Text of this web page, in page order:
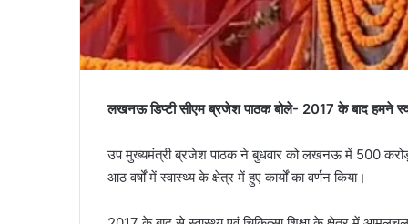
लखनऊ डिप्टी सीएम ब्रजेश पाठक बोले- 2017 के बाद हमने
उप मुख्यमंत्री ब्रजेश पाठक ने बुधवार को लखनऊ में 500 करोड़
आठ वर्षों में स्वास्थ्य के क्षेत्र में हुए कार्यों का वर्णन किया।